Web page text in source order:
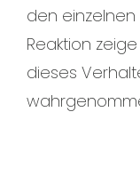
den
Reaktion
dieses